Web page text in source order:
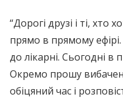
“Дорогі друзі і ті, хто
прямо в прямому
до лікарні. Сьогодні в
Окремо прошу
обіцяний час і